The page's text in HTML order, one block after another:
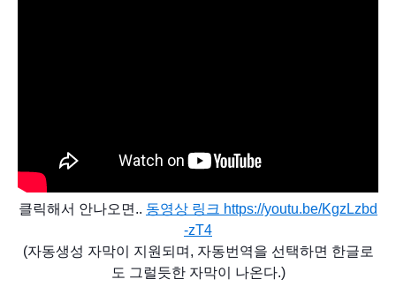
클릭해서 안나오면.. 동영상 링크 https://youtu.be/KgzLzbd
-zT4
(자동생성 자막이 지원되며, 자동번역을 선택하면 한글로
도 그럴듯한 자막이 나온다.)